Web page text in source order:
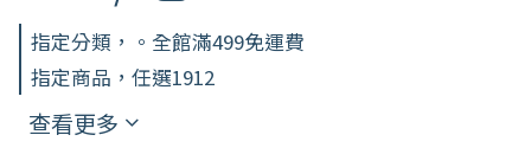
指定分類，。全館滿499免運費
指定商品，任選1912
查看更多